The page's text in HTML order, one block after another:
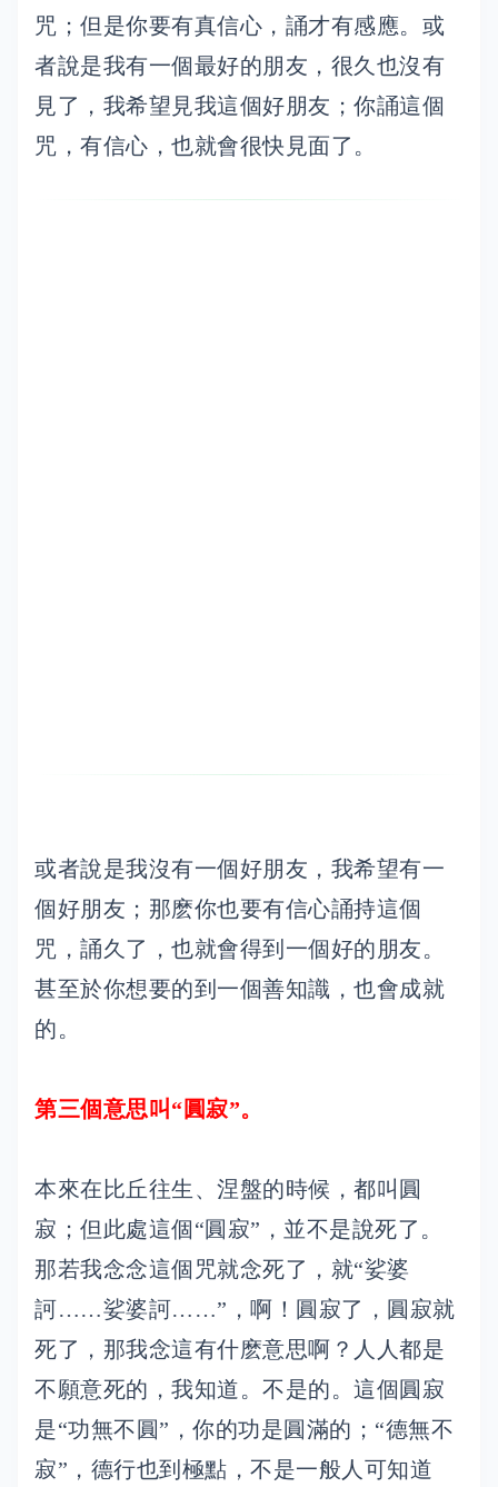
咒；但是你要有真信心，誦才有感應。或
者說是我有一個最好的朋友，很久也沒有
見了，我希望見我這個好朋友；你誦這個
咒，有信心，也就會很快見面了。
或者說是我沒有一個好朋友，我希望有一
個好朋友；那麽你也要有信心誦持這個
咒，誦久了，也就會得到一個好的朋友。
甚至於你想要的到一個善知識，也會成就
的。
第三個意思叫“圓寂”。
本來在比丘往生、涅盤的時候，都叫圓
寂；但此處這個“圓寂”，並不是說死了。
那若我念念這個咒就念死了，就“娑婆
訶……娑婆訶……”，啊！圓寂了，圓寂就
死了，那我念這有什麽意思啊？人人都是
不願意死的，我知道。不是的。這個圓寂
是“功無不圓”，你的功是圓滿的；“德無不
寂”，德行也到極點，不是一般人可知道